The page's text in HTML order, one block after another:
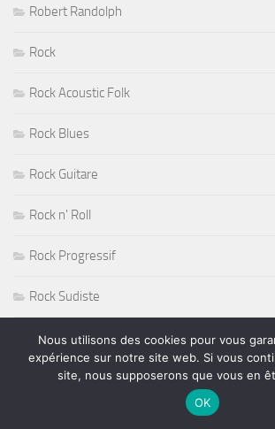
Robert Randolph
Rock
Rock Acoustic Folk
Rock Blues
Rock Guitare
Rock n' Roll
Rock Progressif
Rock Sudiste
Rockabilly
Roger Nichols
Nous utilisons des cookies pour vous
expérience sur notre site web. Si vous
site, nous supposerons que vous en
OK